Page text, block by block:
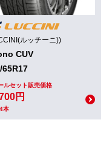
ルッチーニ))
CUV
65R17
ルセット販売価格
円
本